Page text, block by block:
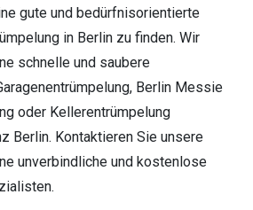
gute und bedürfnisorientierte
in Berlin zu finden. Wir
schnelle und saubere
Berlin Messie
oder Kellerentrümpelung
Berlin. Kontaktieren Sie unsere
unverbindliche und kostenlose